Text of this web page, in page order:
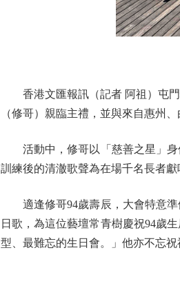
香港文匯報訊（記者 阿祖）屯門
（修哥）親臨主禮，並與來自惠州
活動中，修哥以「慈善之星」身
訓練後的清澈歌聲為在場千名長者
適逢修哥94歲壽辰，大會特意準
日歌，為這位藝壇常青樹慶祝94歲
型、最難忘的生日會。」他亦不忘